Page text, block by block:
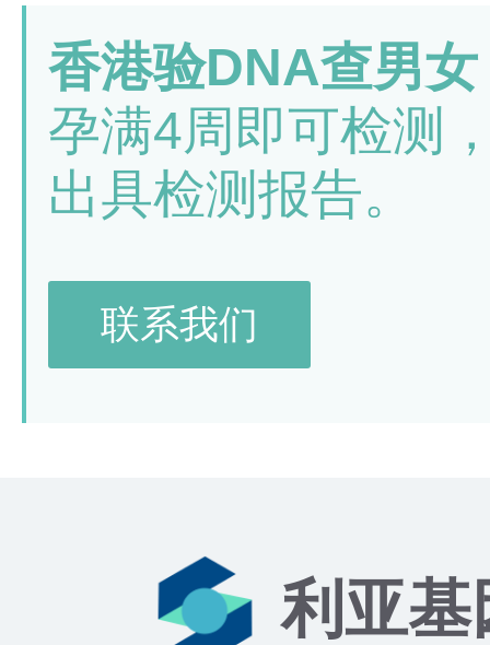
香港验DNA查男
孕满4周即可检测
出具检测报告。
联系我们
利亚基